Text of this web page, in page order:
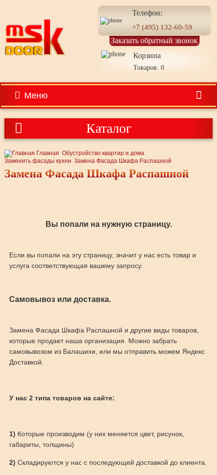
Телефон:
+7 (495) 132-60-59
Заказать обратный звонок
Корзина
Товаров: 0
Меню
Каталог
Главная Обустройство квартир и дома
Заменить фасады кухни Замена Фасада Шкафа Распашной
Замена Фасада Шкафа Распашной
Вы попали на нужную страницу.
Если вы попали на эту страницу, значит у нас есть товар и
услуга соответствующая вашему запросу.
Самовывоз или доставка.
Замена Фасада Шкафа Распашной и другие виды товаров,
которые продает наша организация. Можно забрать
самовывозом из Балашихи, или мы отправить можем Яндекс
Доставкой.
У нас 2 типа товаров на сайте:
1) Которые производим (у них меняется цвет, рисунок,
габариты, толщины)
2) Складируются у нас с последующей доставкой до клиента.